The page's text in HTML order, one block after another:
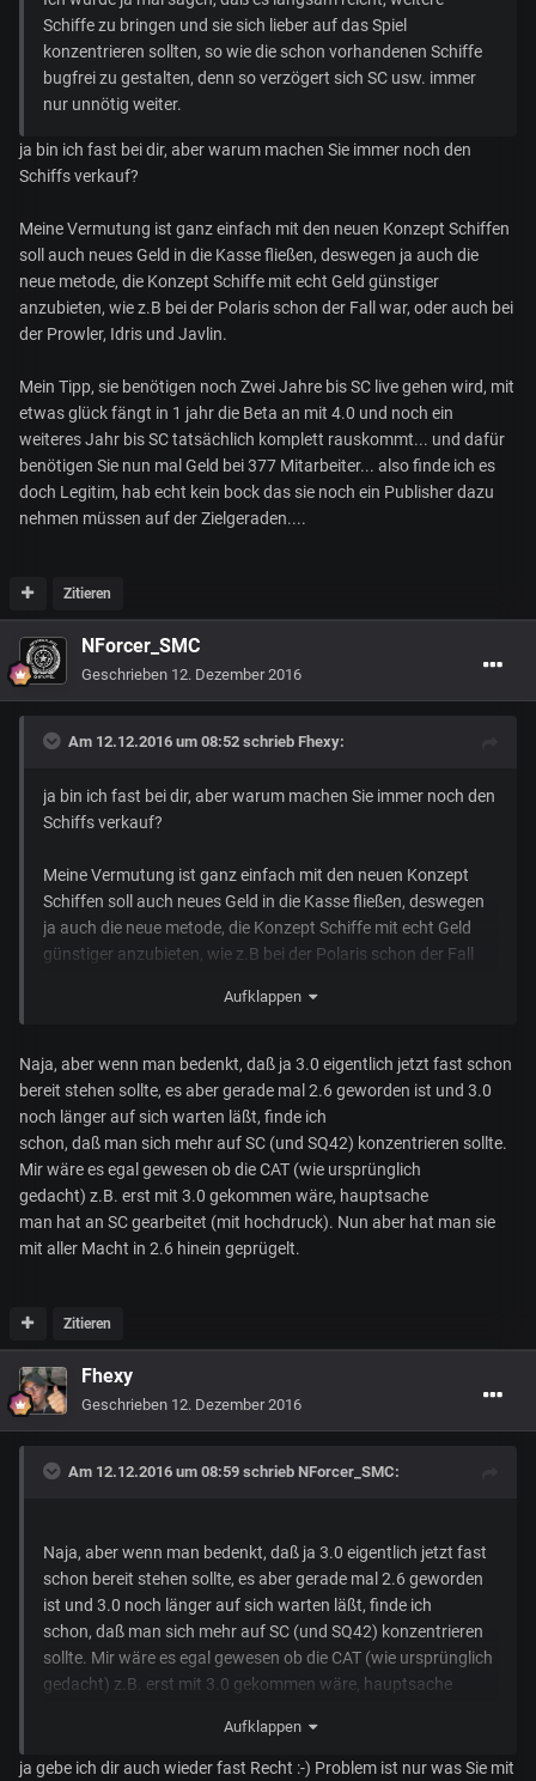
Schiffe zu bringen und sie sich lieber auf das Spiel
konzentrieren sollten, so wie die schon vorhandenen Schiffe
bugfrei zu gestalten, denn so verzögert sich SC usw. immer
nur unnötig weiter.
ja bin ich fast bei dir, aber warum machen Sie immer noch den
Schiffs verkauf?
Meine Vermutung ist ganz einfach mit den neuen Konzept Schiffen
soll auch neues Geld in die Kasse fließen, deswegen ja auch die
neue metode, die Konzept Schiffe mit echt Geld günstiger
anzubieten, wie z.B bei der Polaris schon der Fall war, oder auch bei
der Prowler, Idris und Javlin.
Mein Tipp, sie benötigen noch Zwei Jahre bis SC live gehen wird, mit
etwas glück fängt in 1 jahr die Beta an mit 4.0 und noch ein
weiteres Jahr bis SC tatsächlich komplett rauskommt... und dafür
benötigen Sie nun mal Geld bei 377 Mitarbeiter... also finde ich es
doch Legitim, hab echt kein bock das sie noch ein Publisher dazu
nehmen müssen auf der Zielgeraden....
Zitieren
NForcer_SMC
Geschrieben 12. Dezember 2016
Am 12.12.2016 um 08:52 schrieb Fhexy:
ja bin ich fast bei dir, aber warum machen Sie immer noch den
Schiffs verkauf?
Meine Vermutung ist ganz einfach mit den neuen Konzept
Schiffen soll auch neues Geld in die Kasse fließen, deswegen
ja auch die neue metode, die Konzept Schiffe mit echt Geld
günstiger anzubieten, wie z.B bei der Polaris schon der Fall
wird, mit etwas glück fängt in 1 jahr die Beta an mit 4.0 und
noch ein weiteres Jahr bis SC tatsächlich komplett
rauskommt... und dafür benötigen Sie nun mal Geld bei 377
Mitarbeiter... also finde ich es doch Legitim, hab echt kein
bock das sie noch ein Publisher dazu nehmen müssen auf der
Zielgeraden....
Aufklappen
Naja, aber wenn man bedenkt, daß ja 3.0 eigentlich jetzt fast schon
bereit stehen sollte, es aber gerade mal 2.6 geworden ist und 3.0
noch länger auf sich warten läßt, finde ich
schon, daß man sich mehr auf SC (und SQ42) konzentrieren sollte.
Mir wäre es egal gewesen ob die CAT (wie ursprünglich
gedacht) z.B. erst mit 3.0 gekommen wäre, hauptsache
man hat an SC gearbeitet (mit hochdruck). Nun aber hat man sie
mit aller Macht in 2.6 hinein geprügelt.
Zitieren
Fhexy
Geschrieben 12. Dezember 2016
Am 12.12.2016 um 08:59 schrieb NForcer_SMC:
Naja, aber wenn man bedenkt, daß ja 3.0 eigentlich jetzt fast
schon bereit stehen sollte, es aber gerade mal 2.6 geworden
ist und 3.0 noch länger auf sich warten läßt, finde ich
schon, daß man sich mehr auf SC (und SQ42) konzentrieren
sollte. Mir wäre es egal gewesen ob die CAT (wie ursprünglich
gedacht) z.B. erst mit 3.0 gekommen wäre, hauptsache
man sie mit aller Macht in 2.6 hinein geprügelt.
Aufklappen
ja gebe ich dir auch wieder fast Recht :-) Problem ist nur was Sie mit